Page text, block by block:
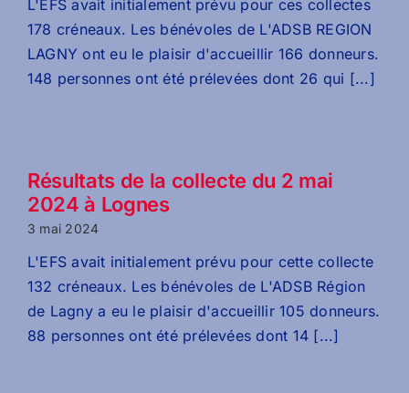
L'EFS avait initialement prévu pour ces collectes
178 créneaux. Les bénévoles de L'ADSB REGION
LAGNY ont eu le plaisir d'accueillir 166 donneurs.
148 personnes ont été prélevées dont 26 qui [...]
Résultats de la collecte du 2 mai
2024 à Lognes
3 mai 2024
L'EFS avait initialement prévu pour cette collecte
132 créneaux. Les bénévoles de L'ADSB Région
de Lagny a eu le plaisir d'accueillir 105 donneurs.
88 personnes ont été prélevées dont 14 [...]